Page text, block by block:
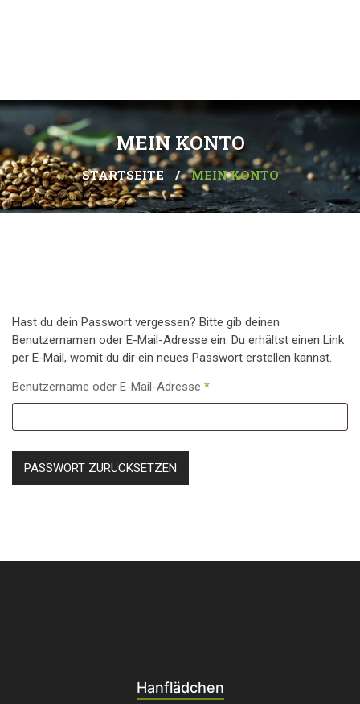
MEIN KONTO
STARTSEITE / MEIN KONTO
Hast du dein Passwort vergessen? Bitte gib deinen
Benutzernamen oder E-Mail-Adresse ein. Du erhältst einen Link
per E-Mail, womit du dir ein neues Passwort erstellen kannst.
Benutzername oder E-Mail-Adresse *Erforderlich
PASSWORT ZURÜCKSETZEN
Hanflädchen